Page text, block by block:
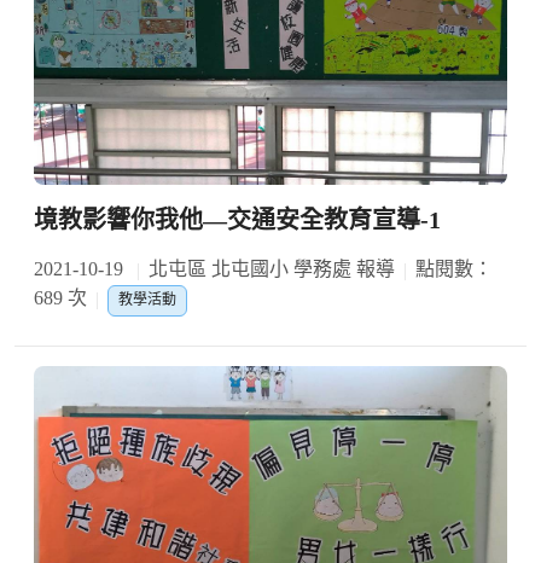
境教影響你我他—交通安全教育宣導-1
2021-10-19 北屯區 北屯國小 學務處 報導
點閱數：
689 次
教學活動